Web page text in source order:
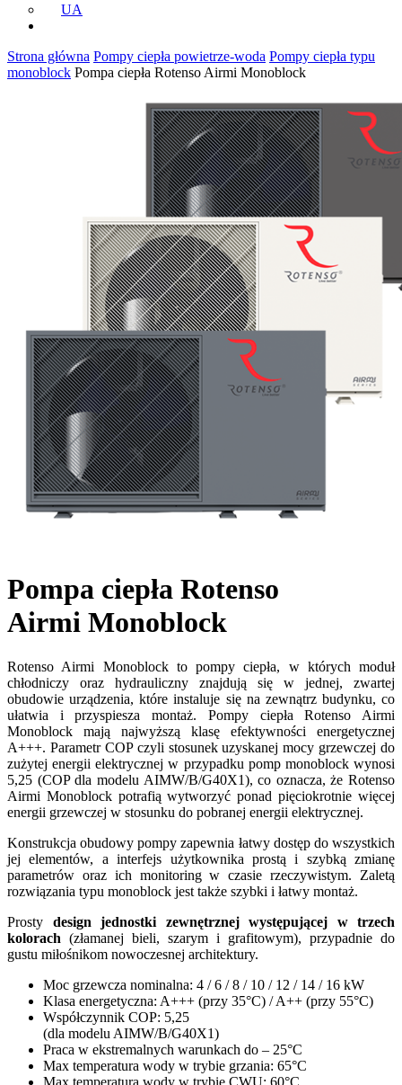
UA
Strona główna Pompy ciepła powietrze-woda Pompy ciepła typu
monoblock Pompa ciepła Rotenso Airmi Monoblock
Pompa ciepła Rotenso
Airmi Monoblock
Rotenso Airmi Monoblock to pompy ciepła, w których moduł
chłodniczy oraz hydrauliczny znajdują się w jednej, zwartej
obudowie urządzenia, które instaluje się na zewnątrz budynku, co
ułatwia i przyspiesza montaż. Pompy ciepła Rotenso Airmi
Monoblock mają najwyższą klasę efektywności energetycznej
A+++. Parametr COP czyli stosunek uzyskanej mocy grzewczej do
zużytej energii elektrycznej w przypadku pomp monoblock wynosi
5,25 (COP dla modelu AIMW/B/G40X1), co oznacza, że Rotenso
Airmi Monoblock potrafią wytworzyć ponad pięciokrotnie więcej
energii grzewczej w stosunku do pobranej energii elektrycznej.
Konstrukcja obudowy pompy zapewnia łatwy dostęp do wszystkich
jej elementów, a interfejs użytkownika prostą i szybką zmianę
parametrów oraz ich monitoring w czasie rzeczywistym. Zaletą
rozwiązania typu monoblock jest także szybki i łatwy montaż.
Prosty design jednostki zewnętrznej występującej w trzech
kolorach (złamanej bieli, szarym i grafitowym), przypadnie do
gustu miłośnikom nowoczesnej architektury.
Moc grzewcza nominalna: 4 / 6 / 8 / 10 / 12 / 14 / 16 kW
Klasa energetyczna: A+++ (przy 35°C) / A++ (przy 55°C)
Współczynnik COP: 5,25
(dla modelu AIMW/B/G40X1)
Praca w ekstremalnych warunkach do – 25°C
Max temperatura wody w trybie grzania: 65°C
Max temperatura wody w trybie CWU: 60°C